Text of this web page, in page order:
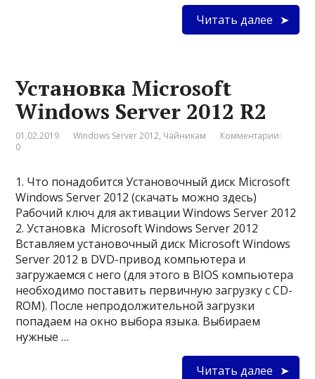
Читать далее
Установка Microsoft
Windows Server 2012 R2
01.02.2019 Windows Server 2012, Чайникам
Комментарии:
0
1. Что понадобится Установочный диск Microsoft
Windows Server 2012 (скачать можно здесь)
Рабочий ключ для активации Windows Server 2012
2. Установка Microsoft Windows Server 2012
Вставляем установочный диск Microsoft Windows
Server 2012 в DVD-привод компьютера и
загружаемся с него (для этого в BIOS компьютера
необходимо поставить первичную загрузку с CD-
ROM). После непродолжительной загрузки
попадаем на окно выбора языка. Выбираем
нужные …
Читать далее